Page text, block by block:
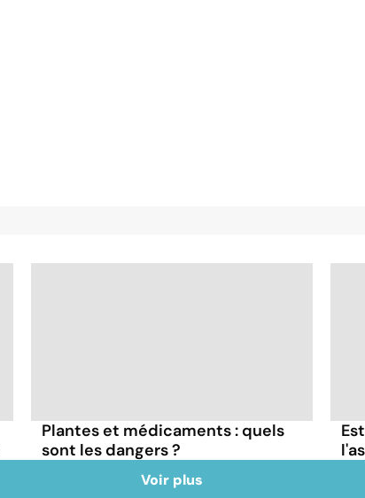
Plantes et médicaments : quels
sont les dangers ?
Voir plus